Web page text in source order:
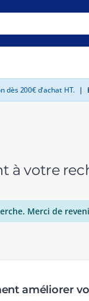
dès 200€ d'achat HT. |
à votre
Merci de
améliorer